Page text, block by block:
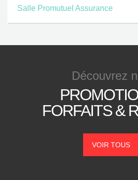
Salle Promutuel Assurance
Découvrez
FORFAITS &
VOIR TOUS